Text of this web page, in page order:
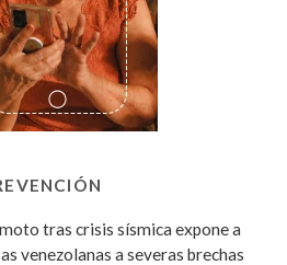
tras crisis sísmica expone a
venezolanas a severas brechas